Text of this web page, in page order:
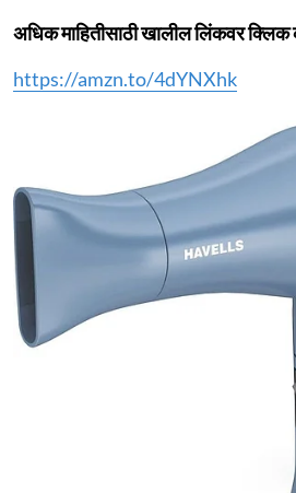
अधिक माहितीसाठी खालील लिंकवर क्लिक
https://amzn.to/4dYNXhk